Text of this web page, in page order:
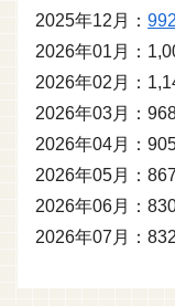
2025年12月：
2026年01月：
2026年02月：
2026年03月：
2026年04月：
2026年05月：
2026年06月：
2026年07月：